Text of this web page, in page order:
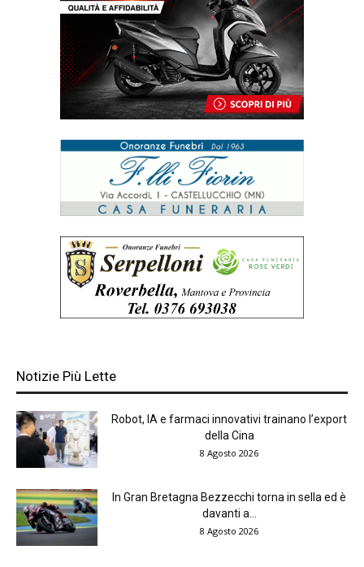
Notizie Più Lette
Robot, IA e farmaci innovativi trainano l’export
della Cina
8 Agosto 2026
In Gran Bretagna Bezzecchi torna in sella ed è
davanti a...
8 Agosto 2026